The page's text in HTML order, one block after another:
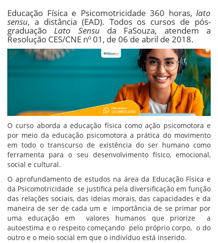
Educação Física e Psicomotricidade 360 horas, lato
sensu, a distância (EAD). Todos os cursos de pós-
graduaçãoLato Sensuda FaSouza, atendem a
Resolução CES/CNE nº 01, de 06 de abril de 2018.
O curso aborda a educação física como ação psicomotora e
por meio da educação psicomotora a prática do movimento
em todo o transcurso de existência do ser humano como
ferramenta para o seu desenvolvimento físico, emocional,
social e cultural.
O aprofundamento de estudos na área da Educação Física e
da Psicomotricidade se justifica pela diversificação em função
das relações sociais, das ideias morais, das capacidades e da
maneira de ser de cada um e importância de se primar por
uma educação em valores humanos que priorize a
autoestima e o respeito começando pelo próprio corpo, o do
outro e o meio social em que o indivíduo está inserido.